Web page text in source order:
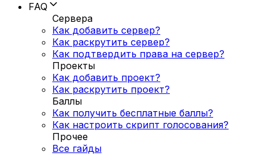
FAQ
Сервера
Как добавить сервер?
Как раскрутить сервер?
Как подтвердить права на сервер?
Проекты
Как добавить проект?
Как раскрутить проект?
Баллы
Как получить бесплатные баллы?
Как настроить скрипт голосования?
Прочее
Все гайды